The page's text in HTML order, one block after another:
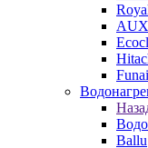
AUX
Funai
Ballu